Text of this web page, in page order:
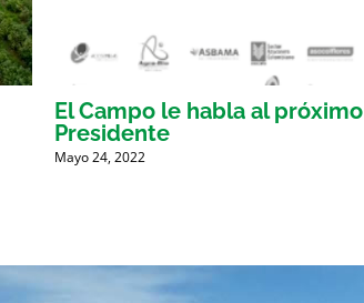
El Campo le habla al próximo
Presidente
Mayo 24, 2022